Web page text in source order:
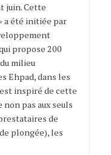
juin. Cette
a été initiée par
propose 200
milieu
Ehpad, dans les
inspiré de cette
pas aux seuls
de
plongée), les